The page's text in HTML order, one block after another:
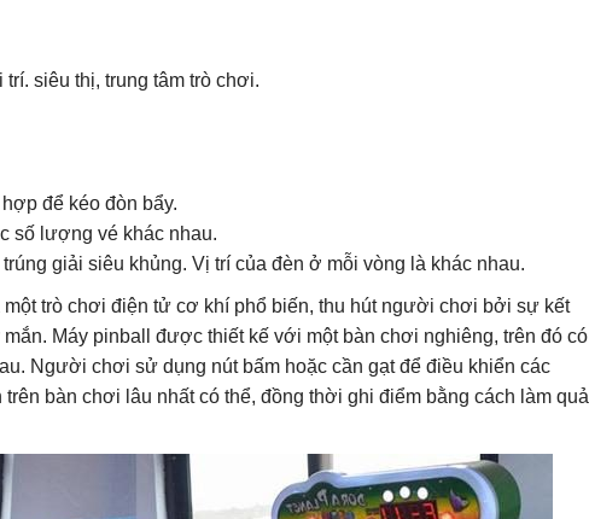
siêu thị, trung tâm trò chơi.
để kéo đòn bẩy.
số lượng vé khác nhau.
giải siêu khủng. Vị trí của đèn ở mỗi vòng là khác nhau.
một trò chơi điện tử cơ khí phổ biến, thu hút người chơi bởi sự kết
Máy pinball được thiết kế với một bàn chơi nghiêng, trên đó có
Người chơi sử dụng nút bấm hoặc cần gạt để điều khiển các
bàn chơi lâu nhất có thể, đồng thời ghi điểm bằng cách làm quả